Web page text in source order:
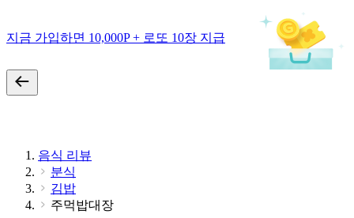
지금 가입하면 10,000P + 로또 10장 지급
음식 리뷰
분식
김밥
주먹밥대장